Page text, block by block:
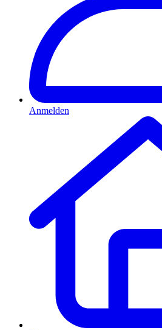
Anmelden